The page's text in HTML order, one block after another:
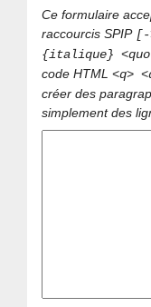
Ce formulaire
raccourcis SPIP [-
{italique}
code HTML<q>
créer des
simplement des